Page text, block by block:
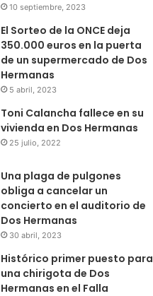
10 septiembre, 2023
El Sorteo de la ONCE deja
350.000 euros en la puerta
de un supermercado de Dos
Hermanas
5 abril, 2023
Toni Calancha fallece en su
vivienda en Dos Hermanas
25 julio, 2022
Una plaga de pulgones
obliga a cancelar un
concierto en el auditorio de
Dos Hermanas
30 abril, 2023
Histórico primer puesto para
una chirigota de Dos
Hermanas en el Falla